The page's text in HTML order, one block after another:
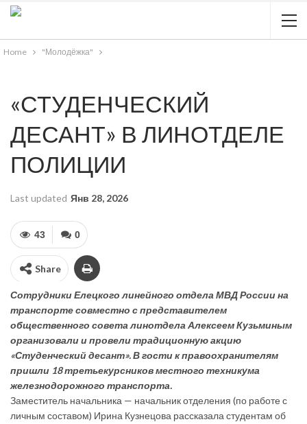
Home "Молодёжка"
«СТУДЕНЧЕСКИЙ
ДЕСАНТ» В ЛИНОТДЕЛЕ
ПОЛИЦИИ
Last updated Янв 28, 2026
0
43
Share
Сотрудники Елецкого линейного отдела МВД России на
транспорте совместно с представителем
общественного совета линотдела Алексеем Кузьминым
организовали и провели традиционную акцию
«Студенческий десант». В гости к правоохранителям
пришли 18 третьекурсников местного техникума
железнодорожного транспорта.
Заместитель начальника — начальник отделения (по работе с
личным составом) Ирина Кузнецова рассказала студентам об